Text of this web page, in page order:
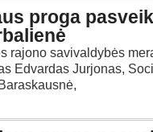
proga
rajono savivaldybės
Edvardas Jurjonas,